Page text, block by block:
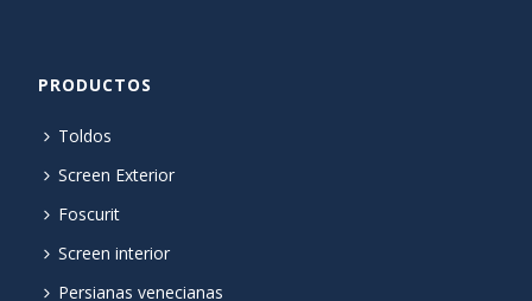
PRODUCTOS
Toldos
Screen Exterior
Foscurit
Screen interior
Persianas venecianas